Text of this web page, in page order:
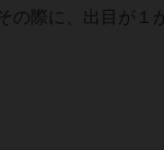
の際に、出目が１